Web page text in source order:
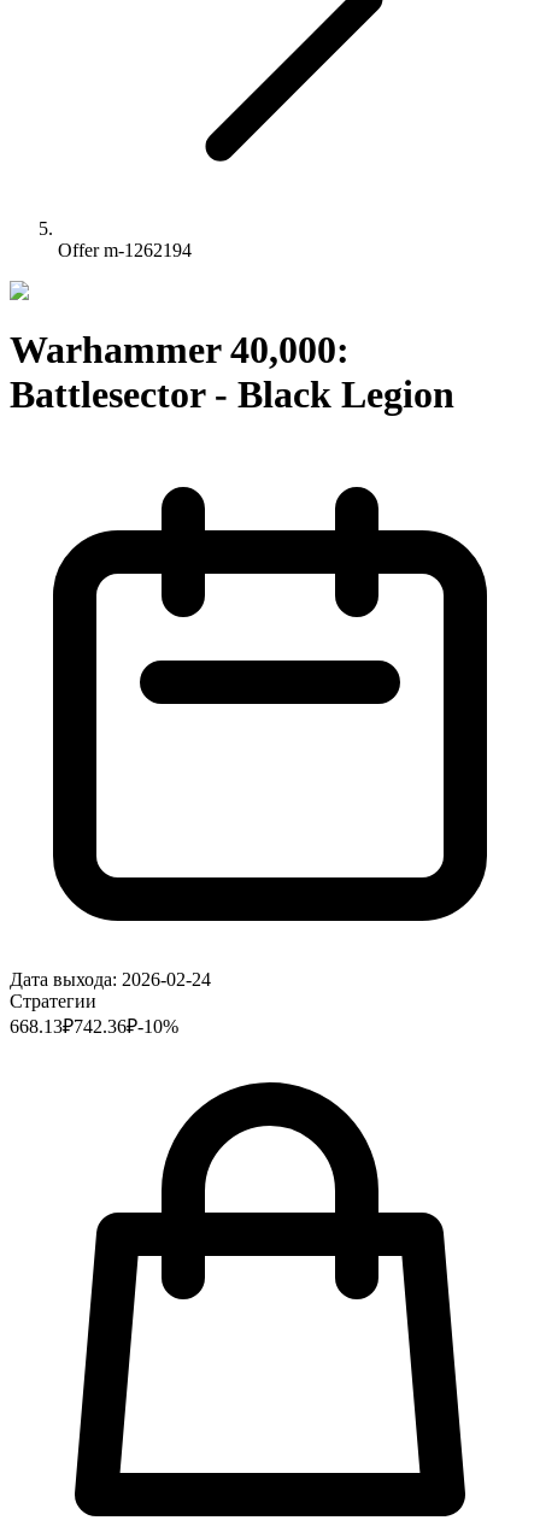
Offer m-1262194
Warhammer 40,000:
Battlesector - Black Legion
Дата выхода: 2026-02-24
Стратегии
668.13₽742.36₽-10%